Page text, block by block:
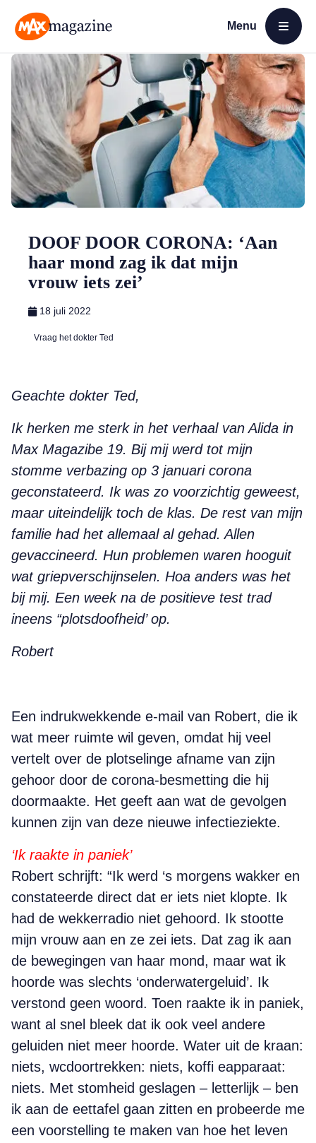
Menu
Open menu
DOOF DOOR CORONA: ‘Aan
haar mond zag ik dat mijn
vrouw iets zei’
18 juli 2022
Vraag het dokter Ted
Geachte dokter Ted,
Ik herken me sterk in het verhaal van Alida in
Max Magazibe 19. Bij mij werd tot mijn
stomme verbazing op 3 januari corona
geconstateerd. Ik was zo voorzichtig geweest,
maar uiteindelijk toch de klas. De rest van mijn
familie had het allemaal al gehad. Allen
gevaccineerd. Hun problemen waren hooguit
wat griepverschijnselen. Hoa anders was het
bij mij. Een week na de positieve test trad
ineens “plotsdoofheid’ op.
Robert
Een indrukwekkende e-mail van Robert, die ik
wat meer ruimte wil geven, omdat hij veel
vertelt over de plotselinge afname van zijn
gehoor door de corona-besmetting die hij
doormaakte. Het geeft aan wat de gevolgen
kunnen zijn van deze nieuwe infectieziekte.
‘Ik raakte in paniek’
Robert schrijft: “Ik werd ‘s morgens wakker en
constateerde direct dat er iets niet klopte. Ik
had de wekkerradio niet gehoord. Ik stootte
mijn vrouw aan en ze zei iets. Dat zag ik aan
de bewegingen van haar mond, maar wat ik
hoorde was slechts ‘onderwatergeluid’. Ik
verstond geen woord. Toen raakte ik in paniek,
want al snel bleek dat ik ook veel andere
geluiden niet meer hoorde. Water uit de kraan:
niets, wcdoortrekken: niets, koffi eapparaat:
niets. Met stomheid geslagen – letterlijk – ben
ik aan de eettafel gaan zitten en probeerde me
een voorstelling te maken van hoe het leven